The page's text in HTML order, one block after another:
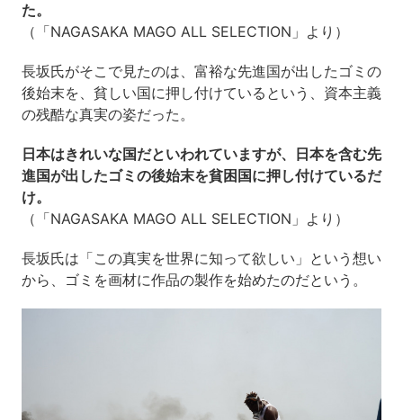
た。
（「NAGASAKA MAGO ALL SELECTION」より）
長坂氏がそこで見たのは、富裕な先進国が出したゴミの
後始末を、貧しい国に押し付けているという、資本主義
の残酷な真実の姿だった。
日本はきれいな国だといわれていますが、日本を含む先
進国が出したゴミの後始末を貧困国に押し付けているだ
け。
（「NAGASAKA MAGO ALL SELECTION」より）
長坂氏は「この真実を世界に知って欲しい」という想い
から、ゴミを画材に作品の製作を始めたのだという。